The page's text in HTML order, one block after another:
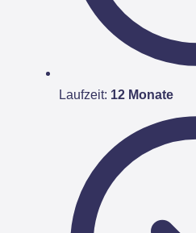
Laufzeit: 12 Monate